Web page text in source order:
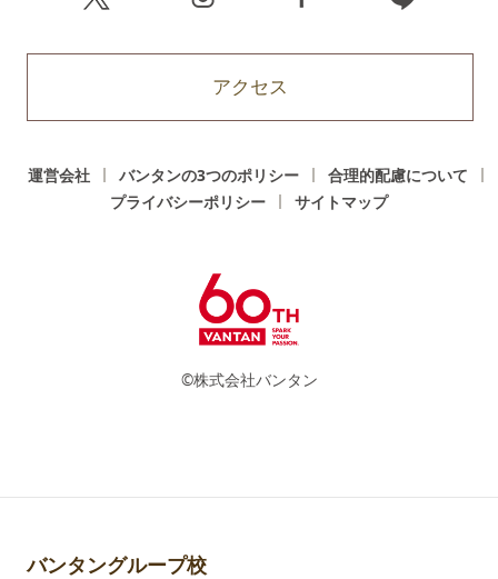
アクセス
運営会社 バンタンの3つのポリシー
合理的配慮について
プライバシーポリシー
サイトマップ
©株式会社バンタン
バンタングループ校